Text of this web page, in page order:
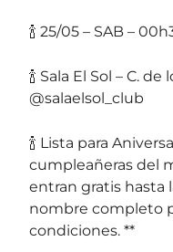
🍾 25/05 – SAB –
🍾 Sala El Sol – C.
@salaelsol_club
🍾 Lista para
cumpleañeras del
entran gratis hasta
nombre completo
condiciones. **